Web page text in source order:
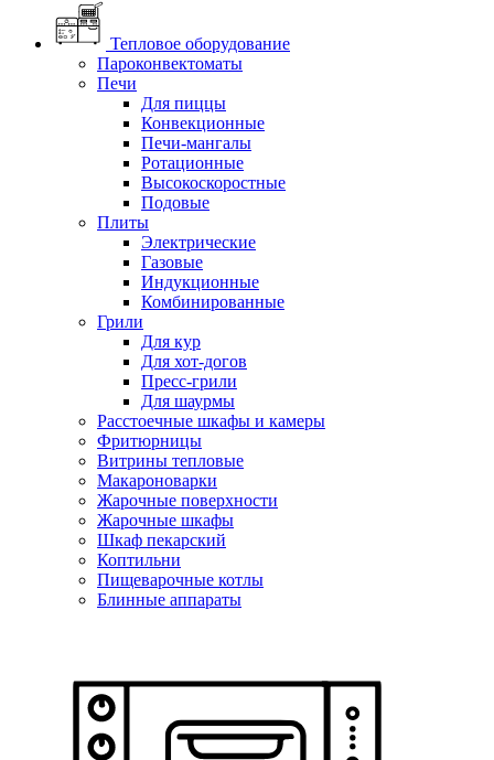
Тепловое оборудование
Пароконвектоматы
Печи
Для пиццы
Конвекционные
Печи-мангалы
Ротационные
Высокоскоростные
Подовые
Плиты
Электрические
Газовые
Индукционные
Комбинированные
Грили
Для кур
Для хот-догов
Пресс-грили
Для шаурмы
Расстоечные шкафы и камеры
Фритюрницы
Витрины тепловые
Макароноварки
Жарочные поверхности
Жарочные шкафы
Шкаф пекарский
Коптильни
Пищеварочные котлы
Блинные аппараты